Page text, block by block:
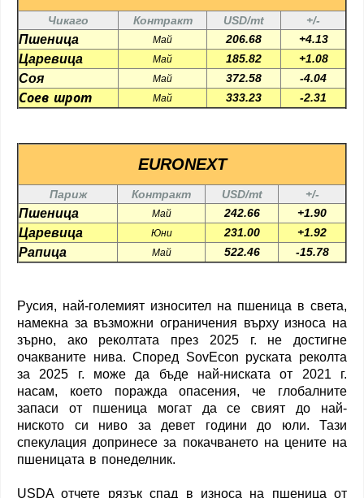
Чикаго Контракт USD/mt +/-
Пшеница Май 206.68 +4.13
Царевица Май 185.82 +1.08
Соя Май 372.58 -4.04
Соев шрот Май 333.23 -2.31
EURONEXT
Париж Контракт USD/mt +/-
Пшеница Май 242.66 +1.90
Царевица Юни 231.00 +1.92
Рапица Май 522.46 -15.78
Русия, най-големият износител на пшеница в света,
намекна за възможни ограничения върху износа на
зърно, ако реколтата през 2025 г. не достигне
очакваните нива. Според SovEcon руската реколта
за 2025 г. може да бъде най-ниската от 2021 г.
насам, което поражда опасения, че глобалните
запаси от пшеница могат да се свият до най-
ниското си ниво за девет години до юли. Тази
спекулация допринесе за покачването на цените на
пшеницата в понеделник.
USDA отчете рязък спад в износа на пшеница от